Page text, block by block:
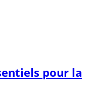
pour la